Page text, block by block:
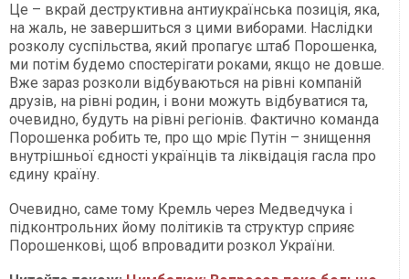
Це – вкрай деструктивна антиукраїнська позиція, яка,
на жаль, не завершиться з цими виборами. Наслідки
розколу суспільства, який пропагує штаб Порошенка,
ми потім будемо спостерігати роками, якщо не довше.
Вже зараз розколи відбуваються на рівні компаній
друзів, на рівні родин, і вони можуть відбуватися та,
очевидно, будуть на рівні регіонів. Фактично команда
Порошенка робить те, про що мріє Путін – знищення
внутрішньої єдності українців та ліквідація гасла про
єдину країну.
Очевидно, саме тому Кремль через Медведчука і
підконтрольних йому політиків та структур сприяє
Порошенкові, щоб впровадити розкол України.